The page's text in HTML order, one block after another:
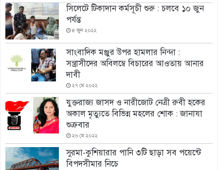
সিলেটে টিকাদান কর্মসূচী শুরু : চলবে ১০ জুন
পর্যন্ত
৪ জুন ২০২২
সাংবাদিক মঞ্জুর উপর হামলার নিন্দা :
সন্ত্রাসীদের অবিলম্বে বিচারের আওতায় আনার
দাবী
২৭ মে ২০২২
যুক্তরাজ্য জাসদ ও নারীজোট নেত্রী রুবী হকের
অকাল মৃত্যুতে বিভিন্ন মহলের শোক : জানাযা
শুক্রবার
২৬ মে ২০২২
সুরমা-কুশিয়ারার পানি ৩টি ছাড়া সব পয়েন্টে
বিপদসীমার নিচে